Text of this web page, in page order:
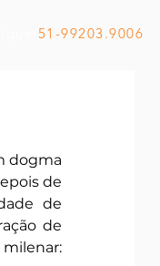
51-99203.9006
dogma
de
de
de